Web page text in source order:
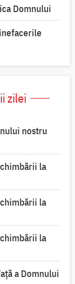
Domnului
zilei
nostru
la
la
la
a Domnului